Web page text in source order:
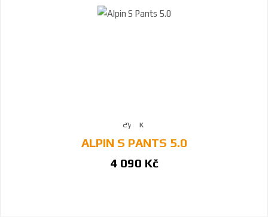
ALPIN S PANTS 5.0
4 090 Kč